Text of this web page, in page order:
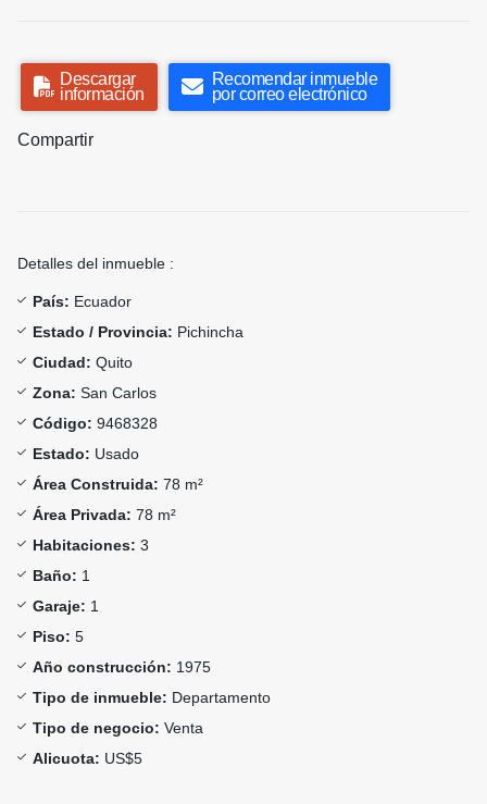
Descargar
información
Recomendar inmueble
por correo electrónico
Compartir
Detalles del inmueble :
País: Ecuador
Estado / Provincia: Pichincha
Ciudad: Quito
Zona: San Carlos
Código: 9468328
Estado: Usado
Área Construida: 78 m²
Área Privada: 78 m²
Habitaciones: 3
Baño: 1
Garaje: 1
Piso: 5
Año construcción: 1975
Tipo de inmueble: Departamento
Tipo de negocio: Venta
Alicuota: US$5